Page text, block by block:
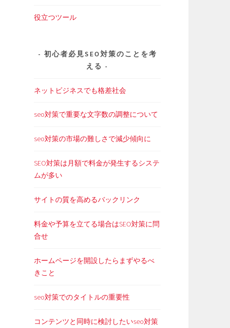
役立つツール
初心者必見SEO対策のことを考
える
ネットビジネスでも格差社会
seo対策で重要な文字数の調整について
seo対策の市場の難しさで減少傾向に
SEO対策は月額で料金が発生するシステ
ムが多い
サイトの質を高めるバックリンク
料金や予算を立てる場合はSEO対策に問
合せ
ホームページを開設したらまずやるべ
きこと
seo対策でのタイトルの重要性
コンテンツと同時に検討したいseo対策